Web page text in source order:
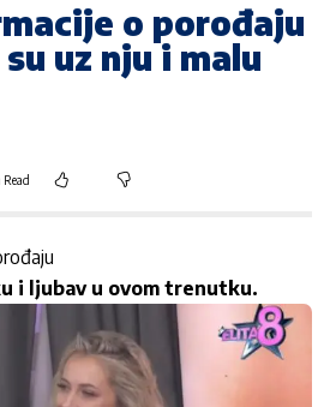
o porođaju
uz nju i malu
i ljubav u ovom trenutku.